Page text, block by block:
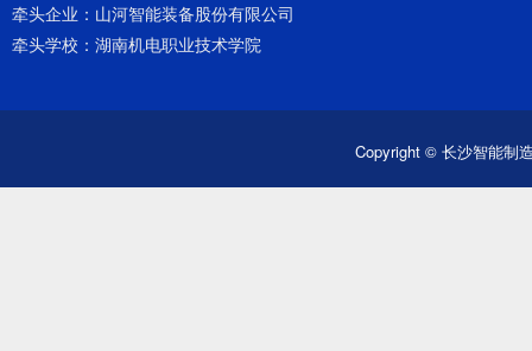
牵头企业： 山河智能装备股份有限公司
牵头学校： 湖南机电职业技术学院
Copyright © 长沙智能制